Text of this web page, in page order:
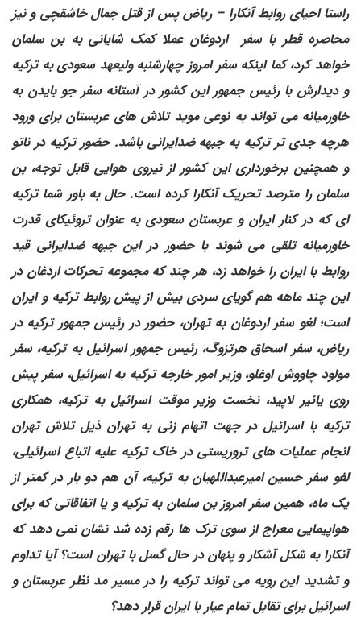
راستا احیای روابط آنکارا – ریاض پس از قتل جمال خاشقچی و نیز
محاصره قطر با سفر اردوغان عملا کمک شایانی به بن سلمان
خواهد کرد، کما اینکه سفر امروز چهارشنبه ولیعهد سعودی به ترکیه
و دیدارش با رئیس جمهور این کشور در آستانه سفر جو بایدن به
خاورمیانه می ‌تواند به نوعی موید تلاش های عربستان برای ورود
هرچه جدی تر ترکیه به جبهه ضدایرانی باشد. حضور ترکیه در ناتو
و همچنین برخورداری این کشور از نیروی هوایی قابل توجه، بن
سلمان را مترصد تحریک آنکارا کرده است. حال به باور شما ترکیه
ای که در کنار ایران و عربستان سعودی به عنوان تروئیکای قدرت
خاورمیانه تلقی می شوند با حضور در این جبهه ضدایرانی قید
روابط با ایران را خواهد زد، هر چند که مجموعه تحرکات اردغان در
این چند ماهه هم گویای سردی بیش از پیش روابط ترکیه و ایران
است؛ لغو سفر اردوغان به تهران، حضور در رئیس جمهور ترکیه در
ریاض، سفر اسحاق هرتزوگ، رئیس جمهور اسرائیل به ترکیه، سفر
مولود چاووش اوغلو، وزیر امور خارجه ترکیه به اسرائیل، سفر پیش
روی یائیر لاپید، نخست وزیر موقت اسرائیل به ترکیه، همکاری
ترکیه با اسرائیل در جهت اتهام زنی به تهران ذیل تلاش تهران
انجام عملیات های تروریستی در خاک ترکیه علیه اتباع اسرائیلی،
لغو سفر حسین امیرعبداللهیان به ترکیه، آن هم دو بار در کمتر از
یک ماه، همین سفر امروز بن سلمان به ترکیه و یا اتفاقاتی که برای
هواپیمایی معراج از سوی ترک ها رقم زده شد نشان نمی دهد که
آنکارا به شکل آشکار و پنهان در حال گسل با تهران است؟ آیا تداوم
و تشدید این رویه می تواند ترکیه را در مسیر مد نظر عربستان و
اسرائیل برای تقابل تمام عیار با ایران قرار دهد؟